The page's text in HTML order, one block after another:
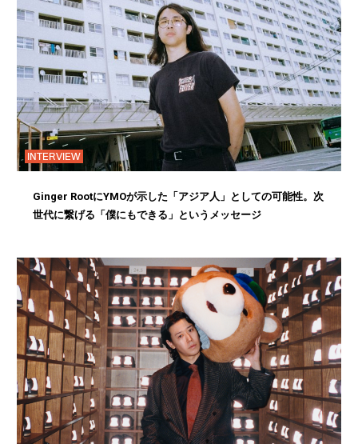
INTERVIEW
Ginger RootにYMOが示した「アジア人」としての可能性。次
世代に繋げる「僕にもできる」というメッセージ